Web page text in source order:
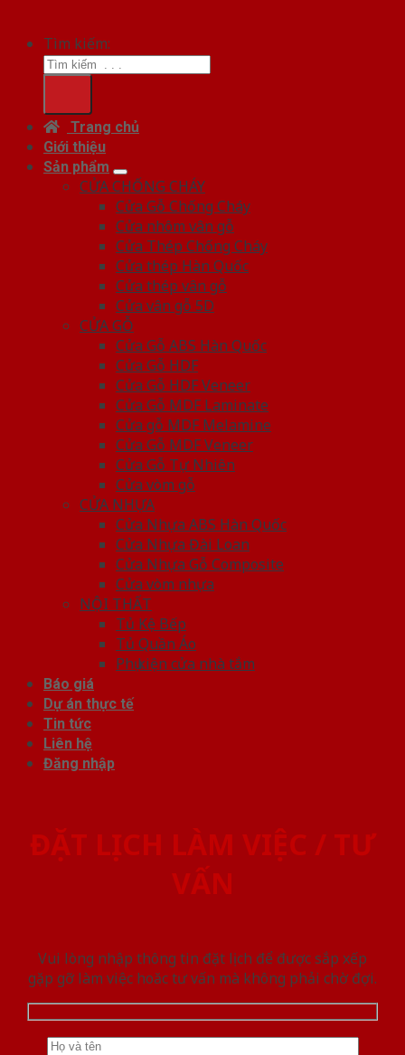
Tìm kiếm:
Trang chủ
Giới thiệu
Sản phẩm
CỬA CHỐNG CHÁY
Cửa Gỗ Chống Cháy
Cửa nhôm vân gỗ
Cửa Thép Chống Cháy
Cửa thép Hàn Quốc
Cửa thép vân gỗ
Cửa vân gỗ 5D
CỬA GỖ
Cửa Gỗ ABS Hàn Quốc
Cửa Gỗ HDF
Cửa Gỗ HDF Veneer
Cửa Gỗ MDF Laminate
Cửa gỗ MDF Melamine
Cửa Gỗ MDF Veneer
Cửa Gỗ Tự Nhiên
Cửa vòm gỗ
CỬA NHỰA
Cửa Nhựa ABS Hàn Quốc
Cửa Nhựa Đài Loan
Cửa Nhựa Gỗ Composite
Cửa vòm nhựa
NỘI THẤT
Tủ Kệ Bếp
Tủ Quần Áo
Phụ kiện cửa nhà tắm
Báo giá
Dự án thực tế
Tin tức
Liên hệ
Đăng nhập
ĐẶT LỊCH LÀM VIỆC / TƯ
VẤN
Vui lòng nhập thông tin đặt lịch để được sắp xếp
gặp gỡ làm việc hoăc tư vấn mà không phải chờ đợi.